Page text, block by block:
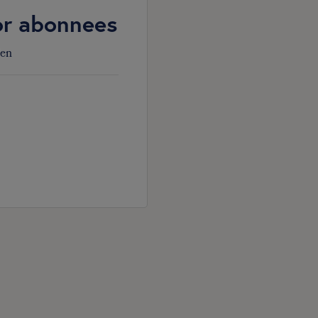
abonnees